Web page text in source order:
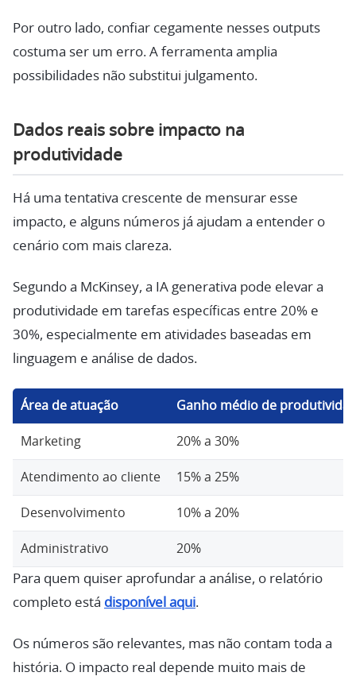
Por outro lado, confiar cegamente nesses outputs
costuma ser um erro. A ferramenta amplia
possibilidades não substitui julgamento.
Dados reais sobre impacto na
produtividade
Há uma tentativa crescente de mensurar esse
impacto, e alguns números já ajudam a entender o
cenário com mais clareza.
Segundo a McKinsey, a IA generativa pode elevar a
produtividade em tarefas específicas entre 20% e
30%, especialmente em atividades baseadas em
linguagem e análise de dados.
Área de atuação Ganho médio de
Marketing 20% a 30%
Atendimento ao cliente 15% a 25%
Desenvolvimento 10% a 20%
Administrativo 20%
Para quem quiser aprofundar a análise, o relatório
completo está disponível aqui.
Os números são relevantes, mas não contam toda a
história. O impacto real depende muito mais de